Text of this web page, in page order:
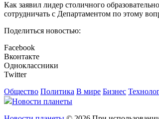
Как заявил лидер столичного
сотрудничать с Департаментом по этому
Поделиться новостью:
Facebook
Вконтакте
Одноклассники
Twitter
Общество Политика В мире Бизнес
Новости планеты